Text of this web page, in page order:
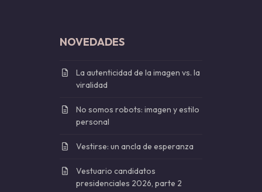
NOVEDADES
La autenticidad de la imagen vs. la
viralidad
No somos robots: imagen y estilo
personal
Vestirse: un ancla de esperanza
Vestuario candidatos
presidenciales 2026, parte 2